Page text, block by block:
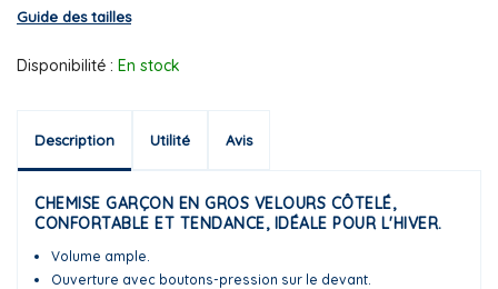
Guide des tailles
Disponibilité : En stock
Description Utilité Avis
CHEMISE GARÇON EN GROS VELOURS CÔTELÉ,
CONFORTABLE ET TENDANCE, IDÉALE POUR L'HIVER.
Volume ample.
Ouverture avec boutons-pression sur le devant.